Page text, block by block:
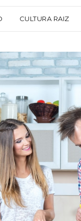
CULTURA RAIZ